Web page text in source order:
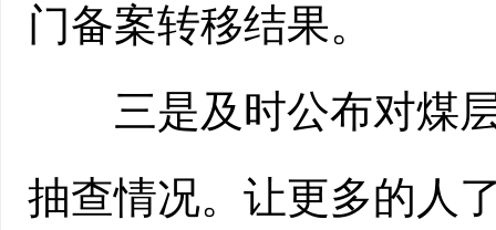
门备案转移结果。
三是及时公布对煤层
抽查情况。让更多的人